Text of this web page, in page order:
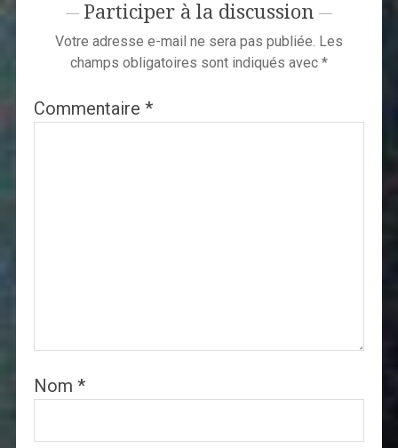
Participer à la discussion
Votre adresse e-mail ne sera pas publiée. Les
champs obligatoires sont indiqués avec *
Commentaire *
Nom *